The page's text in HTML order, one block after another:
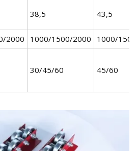
38,5 43,5
2000 1000/1500/2000
1000/
30/45/60 45/60